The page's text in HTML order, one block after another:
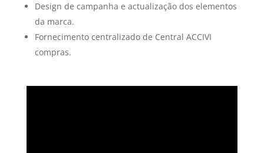
Design de campanha e actualização dos elementos
da marca.
Fornecimento centralizado de Central ACCIVI
compras.